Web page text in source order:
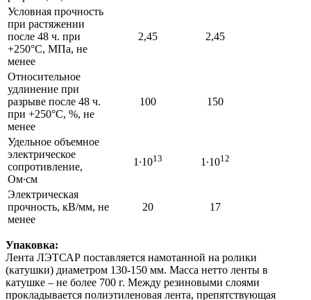
Условная прочность
при растяжении
после 48 ч. при
+250°C, МПа, не
менее
2,45 2,45
Относительное
удлинение при
разрыве после 48 ч.
при +250°C, %, не
менее
100 150
Удельное объемное
электрическое
сопротивление,
Ом∙см
1∙1013 1∙1012
Электрическая
прочность, кВ/мм, не
менее
20 17
Упаковка:
Лента ЛЭТСАР поставляется намотанной на ролики
(катушки) диаметром 130-150 мм. Масса нетто ленты в
катушке – не более 700 г. Между резиновыми слоями
прокладывается полиэтиленовая лента, препятствующая